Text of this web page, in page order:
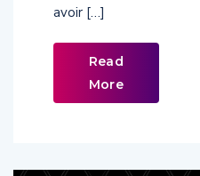
avoir […]
Read
More